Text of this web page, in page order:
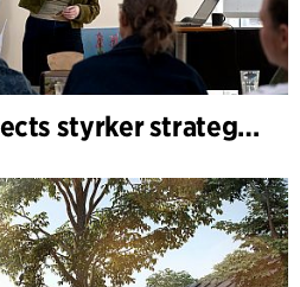
C.F. Møller Architects styrker strategisk rådgivning i de tidlige faser